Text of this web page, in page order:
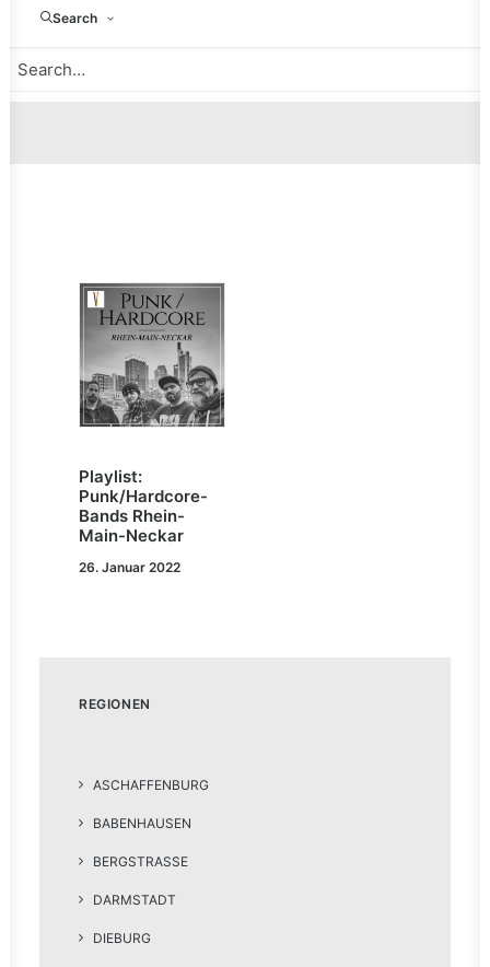
Search
Playlist:
Punk/Hardcore-
Bands Rhein-
Main-Neckar
26. Januar 2022
REGIONEN
ASCHAFFENBURG
BABENHAUSEN
BERGSTRASSE
DARMSTADT
DIEBURG